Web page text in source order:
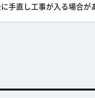
手直し工事が入る場合が